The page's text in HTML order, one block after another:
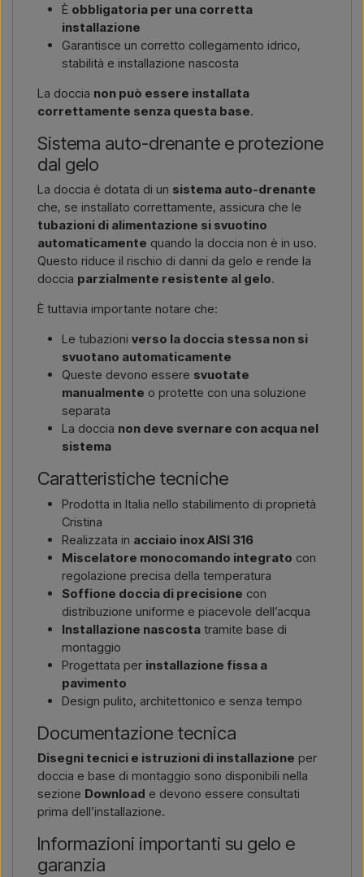
È obbligatoria per una corretta
installazione
Garantisce un corretto collegamento idrico,
stabilità e installazione nascosta
La doccia non può essere installata
correttamente senza questa base.
Sistema auto-drenante e protezione
dal gelo
La doccia è dotata di un sistema auto-drenante
che, se installato correttamente, assicura che le
tubazioni di alimentazione si svuotino
automaticamente quando la doccia non è in uso.
Questo riduce il rischio di danni da gelo e rende la
doccia parzialmente resistente al gelo.
È tuttavia importante notare che:
Le tubazioni verso la doccia stessa non si
svuotano automaticamente
Queste devono essere svuotate
manualmente o protette con una soluzione
separata
La doccia non deve svernare con acqua nel
sistema
Caratteristiche tecniche
Prodotta in Italia nello stabilimento di proprietà
Cristina
Realizzata in acciaio inox AISI 316
Miscelatore monocomando integrato con
regolazione precisa della temperatura
Soffione doccia di precisione con
distribuzione uniforme e piacevole dell’acqua
Installazione nascosta tramite base di
montaggio
Progettata per installazione fissa a
pavimento
Design pulito, architettonico e senza tempo
Documentazione tecnica
Disegni tecnici e istruzioni di installazione per
doccia e base di montaggio sono disponibili nella
sezione Download e devono essere consultati
prima dell’installazione.
Informazioni importanti su gelo e
garanzia